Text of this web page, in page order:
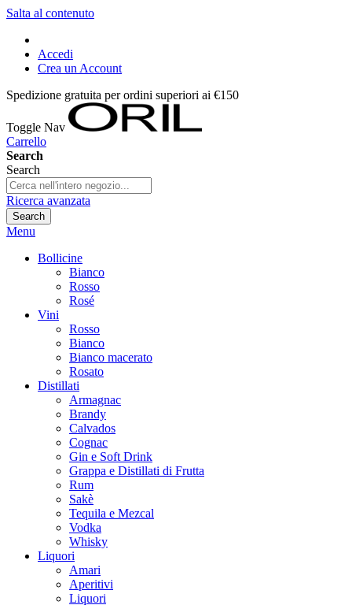
Salta al contenuto
Accedi
Crea un Account
Spedizione gratuita per ordini superiori ai €150
Toggle Nav
Carrello
Search
Search
Ricerca avanzata
Search
Menu
Bollicine
Bianco
Rosso
Rosé
Vini
Rosso
Bianco
Bianco macerato
Rosato
Distillati
Armagnac
Brandy
Calvados
Cognac
Gin e Soft Drink
Grappa e Distillati di Frutta
Rum
Sakè
Tequila e Mezcal
Vodka
Whisky
Liquori
Amari
Aperitivi
Liquori